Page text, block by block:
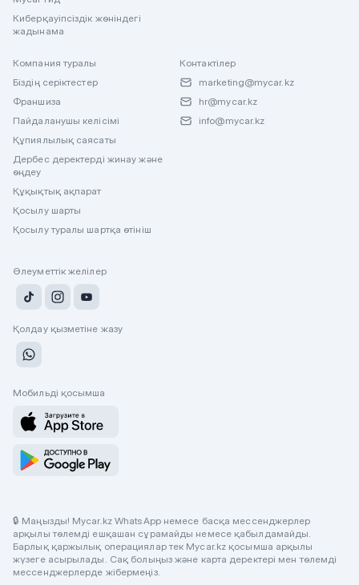
Киберқауіпсіздік жөніндегі
жадынама
Компания туралы
Біздің серіктестер
Франшиза
Пайдаланушы келісімі
Құпиялылық саясаты
Дербес деректерді жинау және
өңдеу
Құқықтық ақпарат
Қосылу шарты
Қосылу туралы шартқа өтініш
Контактілер
marketing@mycar.kz
hr@mycar.kz
info@mycar.kz
Әлеуметтік желілер
Қолдау қызметіне жазу
Мобильді қосымша
🔒 Маңызды! Mycar.kz WhatsApp немесе басқа мессенджерлер
арқылы төлемді ешқашан сұрамайды немесе қабылдамайды.
Барлық қаржылық операциялар тек Mycar.kz қосымша арқылы
жүзеге асырылады. Сақ болыңыз және карта деректері мен төлемді
мессенджерлерде жібермеңіз.